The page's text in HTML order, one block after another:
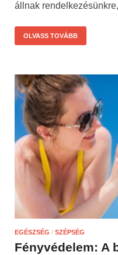
állnak
OLVASS TOVÁBB
EGÉSZSÉG / SZÉPSÉG
Fényvédelem: A